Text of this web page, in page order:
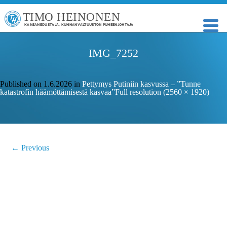
TIMO HEINONEN
KANSANEDUSTAJA, KUNNANVALTUUSTON PUHEENJOHTAJA
IMG_7252
Published on 1.6.2026 in Pettymys Putiniin kasvussa – ”Tunne
katastrofin häämöttämisestä kasvaa”Full resolution (2560 × 1920)
← Previous